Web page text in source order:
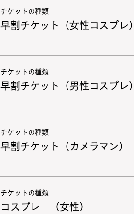
チケットの種類
早割チケット（女性コスプレ）
チケットの種類
早割チケット（男性コスプレ）
チケットの種類
早割チケット（カメラマン）
チケットの種類
コスプレ （女性）